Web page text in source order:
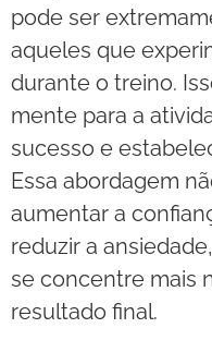
pode ser
aqueles que
durante o treino.
mente para a
sucesso e
Essa abordagem
aumentar a
reduzir a
se concentre mais
resultado final.